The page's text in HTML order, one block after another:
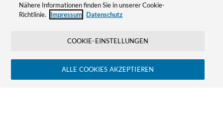
Nähere Informationen finden Sie in unserer Cookie-
Richtlinie.
Impressum Datenschutz
COOKIE-EINSTELLUNGEN
ALLE COOKIES AKZEPTIEREN